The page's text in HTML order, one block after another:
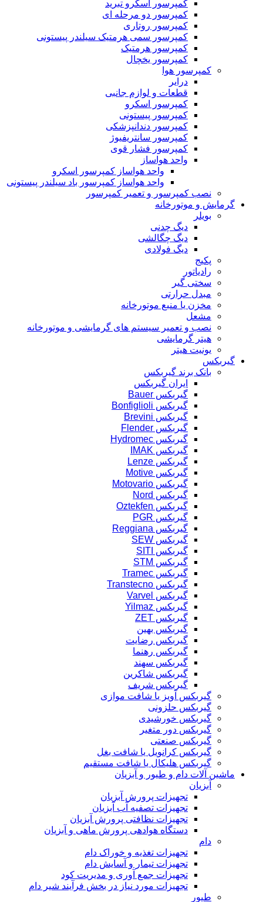
کمپرسور اسکرو تبرید
کمپرسور دو مرحله ای
کمپرسور روتاری
کمپرسور سمی هرمتیک سیلندر پیستونی
کمپرسور هرمتیک
کمپرسور یخچال
کمپرسور هوا
درایر
قطعات و لوازم جانبی
کمپرسور اسکرو
کمپرسور پیستونی
کمپرسور دندانپزشکی
کمپرسور سانتریفیوژ
کمپرسور فشار قوی
واحد هواساز
واحد هواساز کمپرسور اسکرو
واحد هواساز کمپرسور باد سیلندر پیستونی
نصب کمپرسور و تعمیر کمپرسور
گرمایش و موتورخانه
بویلر
دیگ چدنی
دیگ چگالشی
دیگ فولادی
پکیج
رادیاتور
سختی گیر
مبدل حرارتی
مخزن یا منبع موتورخانه
مشعل
نصب و تعمیر سیستم های گرمایشی و موتورخانه
هیتر گرمایشی
یونیت هیتر
گیربکس
بانک برند گیربکس
ایران گیربکس
گیربکس Bauer
گیربکس Bonfiglioli
گیربکس Brevini
گیربکس Flender
گیربکس Hydromec
گیربکس IMAK
گیربکس Lenze
گیربکس Motive
گیربکس Motovario
گیربکس Nord
گیربکس Oztekfen
گیربکس PGR
گیربکس Reggiana
گیربکس SEW
گیربکس SITI
گیربکس STM
گیربکس Tramec
گیربکس Transtecno
گیربکس Varvel
گیربکس Yilmaz
گیربکس ZET
گیربکس بهین
گیربکس رضایت
گیربکس رهنما
گیربکس سهند
گیربکس شاکرین
گیربکس شریف
گیربکس آویز یا شافت موازی
گیربکس حلزونی
گیربکس خورشیدی
گیربکس دور متغیر
گیربکس صنعتی
گیربکس کرانویل یا شافت بغل
گیربکس هلیکال یا شافت مستقیم
ماشین آلات دام و طیور و آبزیان
آبزیان
تجهیزات پرورش آبزیان
تجهیزات تصفیه آب آبزیان
تجهیزات نظافتی پرورش آبزیان
دستگاه هوادهی پرورش ماهی و آبزیان
دام
تجهیزات تغذیه و خوراک دام
تجهیزات تیمار و آسایش دام
تجهیزات جمع آوری و مدیریت کود
تجهیزات مورد نیاز در بخش فرآیند شیر دام
طیور